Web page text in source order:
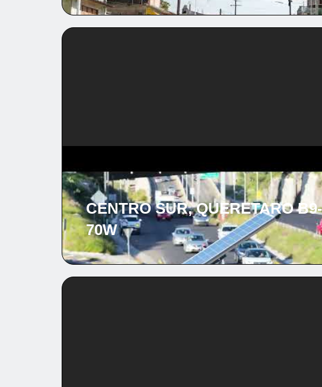
CENTRO SUR, QUERETARO
70W